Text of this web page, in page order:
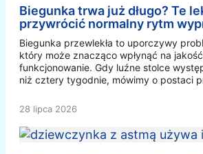
Biegunka trwa już długo? Te
przywrócić normalny rytm
Biegunka przewlekła to uporczywy
który może znacząco wpłynąć na
funkcjonowanie. Gdy luźne stolce
niż cztery tygodnie, mówimy o postaci
28 lipca 2026